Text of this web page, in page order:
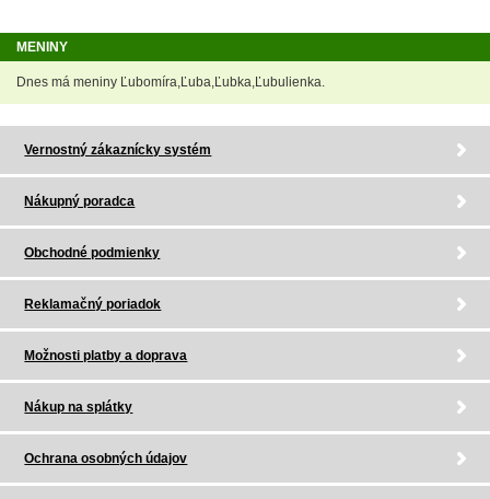
MENINY
Dnes má meniny Ľubomíra,Ľuba,Ľubka,Ľubulienka.
Vernostný zákaznícky systém
Nákupný poradca
Obchodné podmienky
Reklamačný poriadok
Možnosti platby a doprava
Nákup na splátky
Ochrana osobných údajov